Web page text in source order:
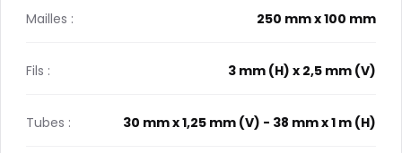
Mailles : 250 mm x 100 mm
Fils : 3 mm (H) x 2,5 mm (V)
Tubes : 30 mm x 1,25 mm (V) - 38 mm x 1 m (H)